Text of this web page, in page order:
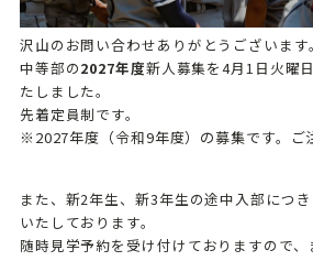
沢山のお問い合わせありがとうございます。
中等部の2027年度新人募集を4月1日火曜
たしました。
先着定員制です。
※2027年度（令和9年度）の募集です。ご
また、新2年生、新3年生の途中入部につ
いたしております。
随時見学予約を受け付けておりますので、